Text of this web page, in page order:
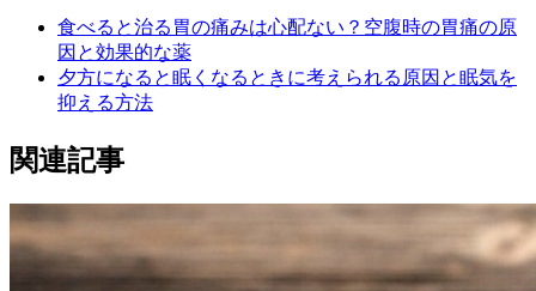
食べると治る胃の痛みは心配ない？空腹時の胃痛の原
因と効果的な薬
夕方になると眠くなるときに考えられる原因と眠気を
抑える方法
関連記事